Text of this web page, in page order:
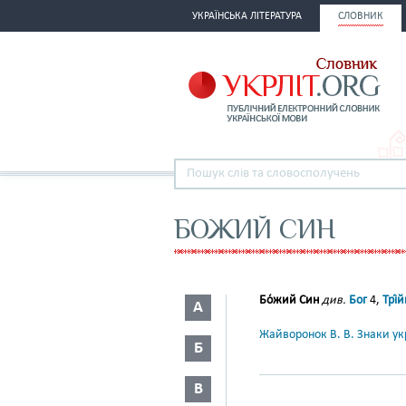
УКРАЇНСЬКА ЛІТЕРАТУРА СЛОВНИК
БОЖИЙ СИН
А
Б
В
Бо́жий Син див. Бог4,
Жайворонок В. В. Знаки